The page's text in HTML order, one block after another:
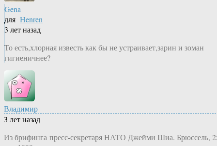
Gena
для Henren
3 лет назад
То есть,хлорная известь как бы не устраивает,зарин и зоман
гигиеничнее?
Владимир
3 лет назад
Из брифинга пресс-​секретаря НАТО Джейми Шиа. Брюссель,